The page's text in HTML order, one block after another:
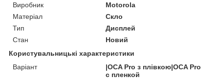
Виробник
Motorola
Матеріал
Скло
Тип
Дисплей
Стан
Новий
Користувальницькі характеристики
Варіант
|OCA Pro з плівкою|OCA Pro
с пленкой